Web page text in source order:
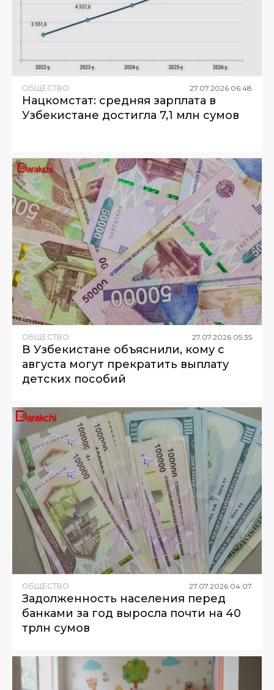
ОБЩЕСТВО 27 07 2026 06:48
Нацкомстат: средняя зарплата в
Узбекистане достигла 7,1 млн сумов
ОБЩЕСТВО 27 07 2026 05:35
В Узбекистане объяснили, кому с
августа могут прекратить выплату
детских пособий
ОБЩЕСТВО 27.07.2026 04:07
Задолженность населения перед
банками за год выросла почти на 40
трлн сумов